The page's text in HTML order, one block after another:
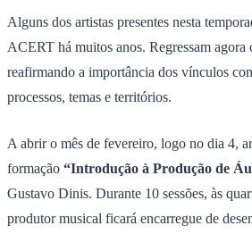
Alguns dos artistas presentes nesta
ACERT há muitos anos. Regressam agora
reafirmando a importância dos vínculos
processos, temas e territórios.
A abrir o mês de fevereiro, logo no dia 4,
formação “Introdução à Produção de
Gustavo Dinis. Durante 10 sessões, às
produtor musical ficará encarregue de